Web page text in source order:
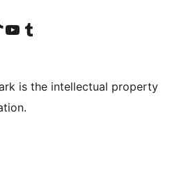
в LinkedIn
учётную запись в TikTok
Посетите наш канал YouTube
Посетите нашу учётную запись в Tumblr
is the intellectual property